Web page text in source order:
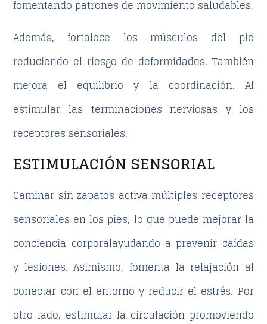
fomentando patrones de movimiento saludables.
Además, fortalece los músculos del pie
reduciendo el riesgo de deformidades. También
mejora el equilibrio y la coordinación. Al
estimular las terminaciones nerviosas y los
receptores sensoriales.
ESTIMULACIÓN SENSORIAL
Caminar sin zapatos activa múltiples receptores
sensoriales en los pies, lo que puede mejorar la
conciencia corporalayudando a prevenir caídas
y lesiones. Asimismo, fomenta la relajación al
conectar con el entorno y reducir el estrés. Por
otro lado, estimular la circulación promoviendo